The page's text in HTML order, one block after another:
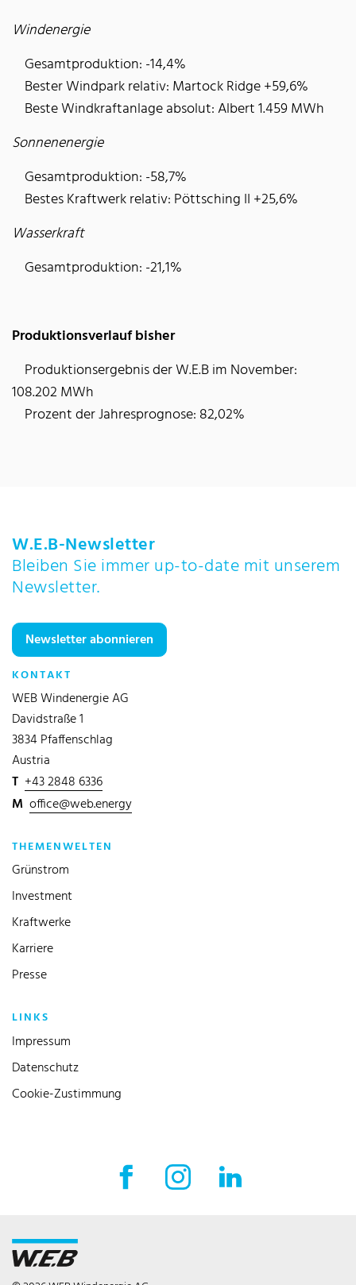
Windenergie
Gesamtproduktion: -14,4%
Bester Windpark relativ: Martock Ridge +59,6%
Beste Windkraftanlage absolut: Albert 1.459 MWh
Sonnenenergie
Gesamtproduktion: -58,7%
Bestes Kraftwerk relativ: Pöttsching II +25,6%
Wasserkraft
Gesamtproduktion: -21,1%
Produktionsverlauf bisher
Produktionsergebnis der W.E.B im November:
108.202 MWh
Prozent der Jahresprognose: 82,02%
W.E.B-Newsletter
Bleiben Sie immer up-to-date mit unserem
Newsletter.
Newsletter abonnieren
KONTAKT
WEB Windenergie AG
Davidstraße 1
3834 Pfaffenschlag
Austria
T +43 2848 6336
M office@web.energy
THEMENWELTEN
Grünstrom
Investment
Kraftwerke
Karriere
Presse
LINKS
Impressum
Datenschutz
Cookie-Zustimmung
Facebook Externer Link
Instagram Externer Link